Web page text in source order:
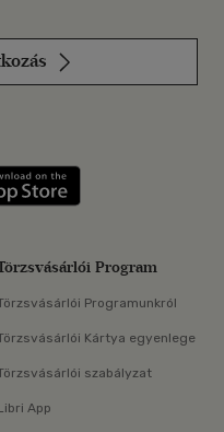
Szerezd meg: Google
Program
Programunkról
Kártya egyenlege
szabályzat
App